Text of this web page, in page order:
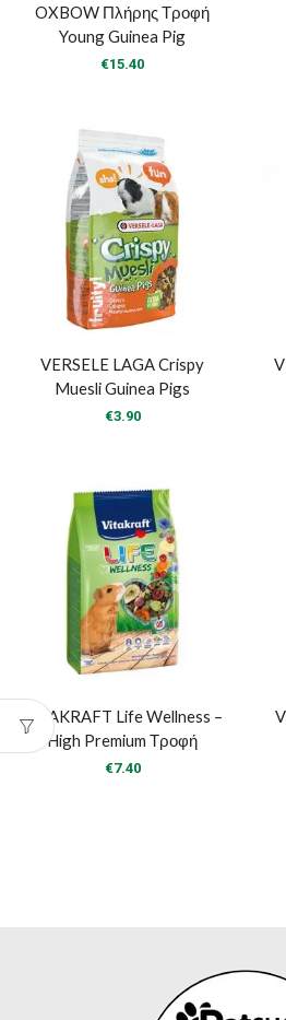
OXBOW Πλήρης Τροφή
Young Guinea Pig
€15.40
VERSELE LAGA Crispy
Muesli Guinea Pigs
€3.90
VITAKRAFT Life Wellness –
High Premium Τροφή
€7.40